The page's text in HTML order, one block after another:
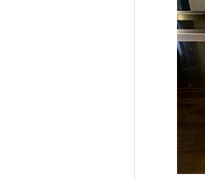
スポイトに
ペットの誤爆